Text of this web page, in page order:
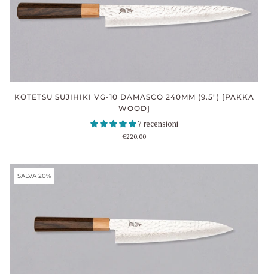
KOTETSU SUJIHIKI VG-10 DAMASCO 240MM (9.5") [PAKKA
WOOD]
7 recensioni
€220,00
SALVA 20%